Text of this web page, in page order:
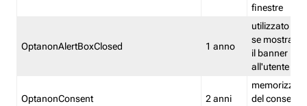
finestre
OptanonAlertBoxClosed 1 anno
utilizzato per
se mostrare
il banner
all'utente
OptanonConsent 2 anni
memorizza
del